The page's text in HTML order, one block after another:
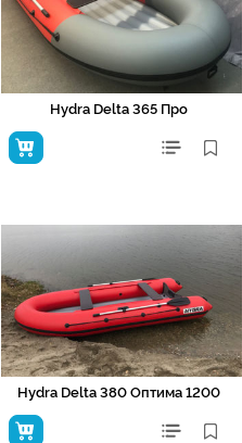
Hydra Delta 365 Про
Hydra Delta 380 Оптима 1200